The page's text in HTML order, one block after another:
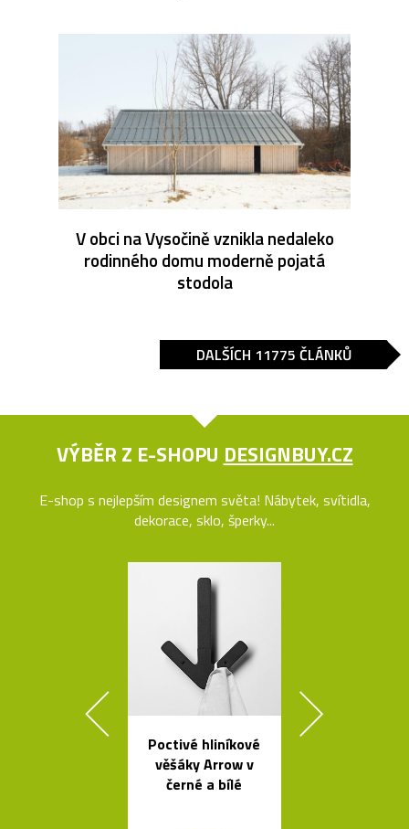
V obci na Vysočině vznikla nedaleko
rodinného domu moderně pojatá
stodola
DALŠÍCH 11775 ČLÁNKŮ
VÝBĚR Z E-SHOPU DESIGNBUY.CZ
E-shop s nejlepším designem světa! Nábytek, svítidla,
dekorace, sklo, šperky...
Poctivé hliníkové
věšáky Arrow v
černé a bílé